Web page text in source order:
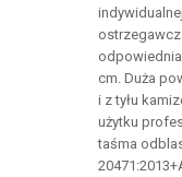
cm. Duża
i z tyłu
użytku
taśma